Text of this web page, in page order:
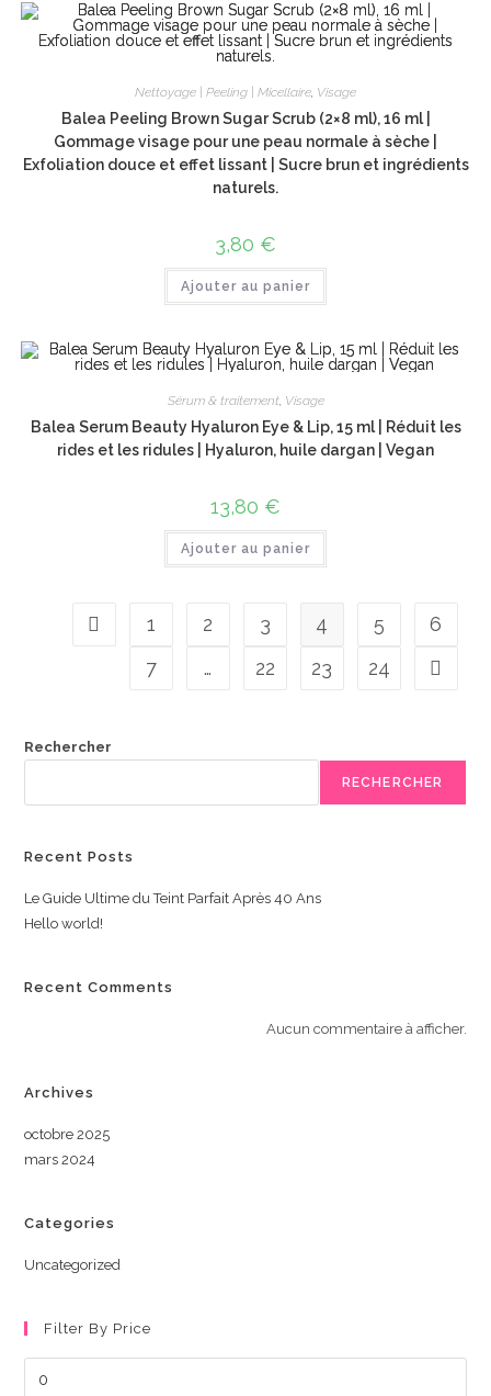
Nettoyage | Peeling | Micellaire, Visage
Balea Peeling Brown Sugar Scrub (2×8 ml), 16 ml |
Gommage visage pour une peau normale à sèche |
Exfoliation douce et effet lissant | Sucre brun et ingrédients
naturels.
3,80 €
Ajouter au panier
Sérum & traitement, Visage
Balea Serum Beauty Hyaluron Eye & Lip, 15 ml | Réduit les
rides et les ridules | Hyaluron, huile dargan | Vegan
13,80 €
Ajouter au panier
1 2 3 4 5
6
7
… 22 23 24
Rechercher
RECHERCHER
Recent Posts
Le Guide Ultime du Teint Parfait Après 40 Ans
Hello world!
Recent Comments
Aucun commentaire à afficher.
Archives
octobre 2025
mars 2024
Categories
Uncategorized
Filter By Price